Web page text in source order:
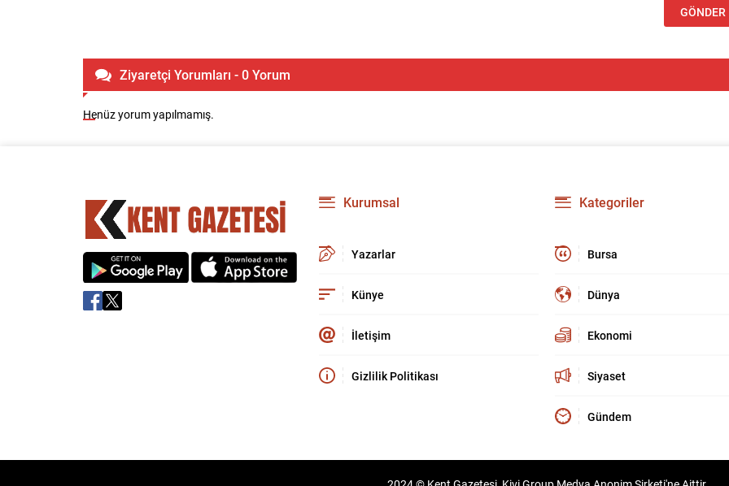
Ziyaretçi Yorumları - 0 Yorum
Henüz yorum yapılmamış.
Kurumsal
Yazarlar
Künye
İletişim
Gizlilik Politikası
Kategoriler
Bursa
Dünya
Ekonomi
Siyaset
Gündem